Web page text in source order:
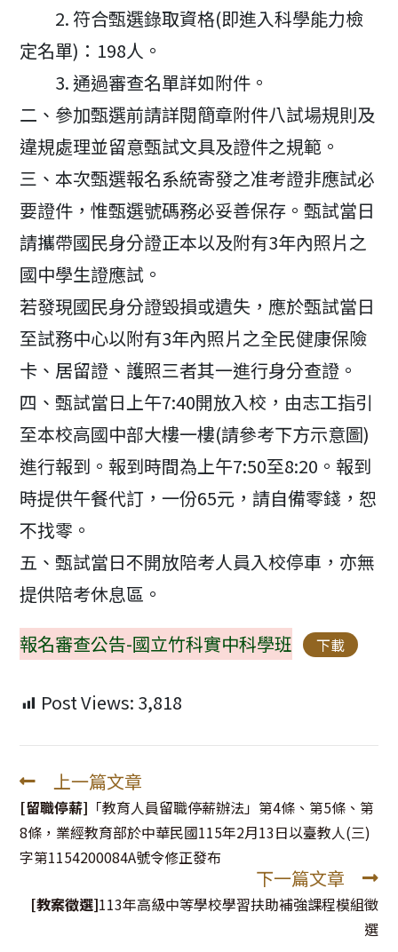
2. 符合甄選錄取資格(即進入科學能力檢
定名單)：198人。
3. 通過審查名單詳如附件。
二、參加甄選前請詳閱簡章附件八試場規則及
違規處理並留意甄試文具及證件之規範。
三、本次甄選報名系統寄發之准考證非應試必
要證件，惟甄選號碼務必妥善保存。甄試當日
請攜帶國民身分證正本以及附有3年內照片之
國中學生證應試。
若發現國民身分證毀損或遺失，應於甄試當日
至試務中心以附有3年內照片之全民健康保險
卡、居留證、護照三者其一進行身分查證。
四、甄試當日上午7:40開放入校，由志工指引
至本校高國中部大樓一樓(請參考下方示意圖)
進行報到。報到時間為上午7:50至8:20。報到
時提供午餐代訂，一份65元，請自備零錢，恕
不找零。
五、甄試當日不開放陪考人員入校停車，亦無
提供陪考休息區。
報名審查公告-國立竹科實中科學班
下載
Post Views: 3,818
Read
more
articles
上一篇文章
[留職停薪] 「教育人員留職停薪辦法」第4條、第5條、第
8條，業經教育部於中華民國115年2月13日以臺教人(三)
字第1154200084A號令修正發布
下一篇文章
[教案徵選]113年高級中等學校學習扶助補強課程模組徵
選